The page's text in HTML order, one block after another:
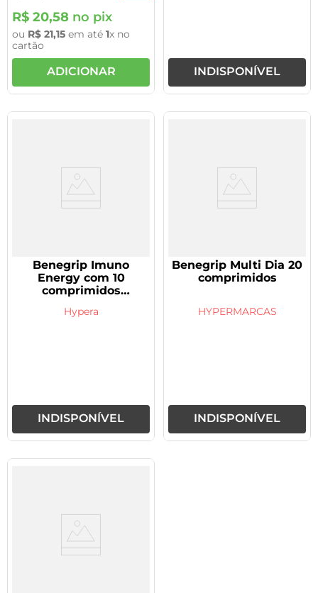
R$ 20,58 no pix
ou R$ 21,15 em até 1x no
cartão
ADICIONAR INDISPONÍVEL
Benegrip Imuno
Energy com 10
comprimidos
Hypera
INDISPONÍVEL
Benegrip Multi Dia 20
comprimidos
HYPERMARCAS
INDISPONÍVEL